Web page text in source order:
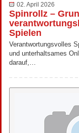
02. April 2026
Spinrollz –
Spielen
Verantwortungsvolles
und unterhaltsames
darauf,…